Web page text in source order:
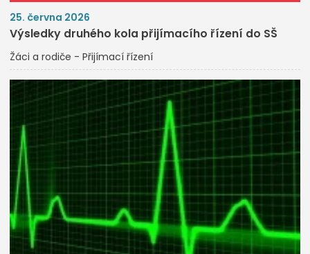
25. června 2026
Výsledky druhého kola přijímacího řízení do SŠ
Žáci a rodiče - Přijímací řízení